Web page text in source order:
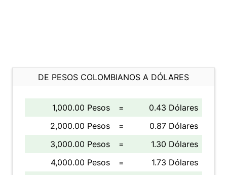
DE PESOS COLOMBIANOS A DÓLARES
1,000.00 Pesos =
0.43 Dólares
2,000.00 Pesos
=
0.87 Dólares
3,000.00 Pesos
=
1.30 Dólares
4,000.00 Pesos
=
1.73 Dólares